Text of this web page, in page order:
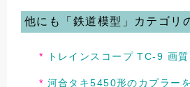
他にも「鉄道模型」カテゴリ
トレインスコープ TC-9 画
河合タキ5450形のカプラー